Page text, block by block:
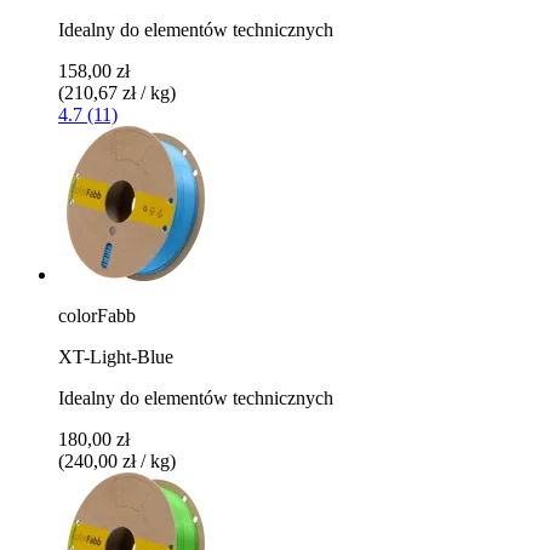
Idealny do elementów technicznych
158,00 zł
(210,67 zł / kg)
4.7 (11)
colorFabb
XT-Light-Blue
Idealny do elementów technicznych
180,00 zł
(240,00 zł / kg)